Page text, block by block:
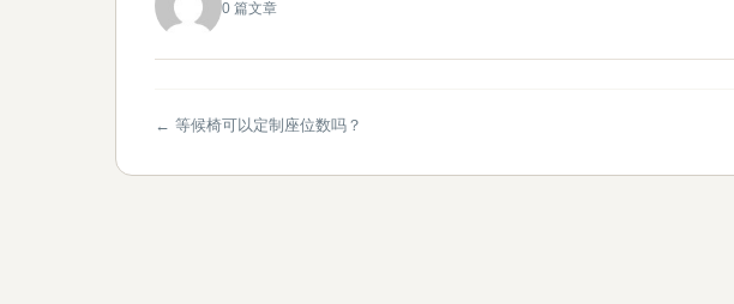
0 篇文章
← 等候椅可以定制座位数吗？